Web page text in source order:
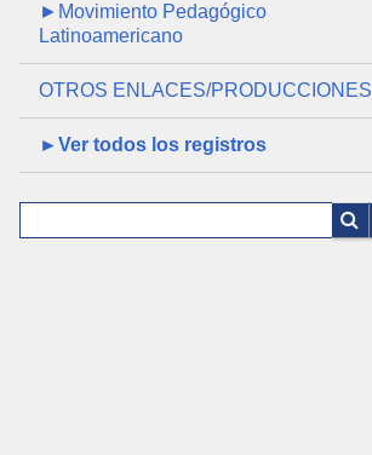
►Movimiento Pedagógico
Latinoamericano
OTROS ENLACES/PRODUCCIONES
►Ver todos los registros